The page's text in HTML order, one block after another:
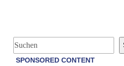
S
u